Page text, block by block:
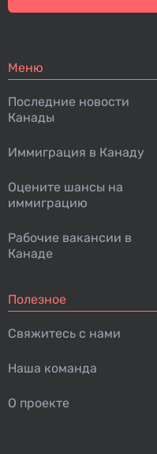
Меню
Последние новости
Канады
Иммиграция в Канаду
Оцените шансы на
иммиграцию
Рабочие вакансии в
Канаде
Полезное
Свяжитесь с нами
Наша команда
О проекте